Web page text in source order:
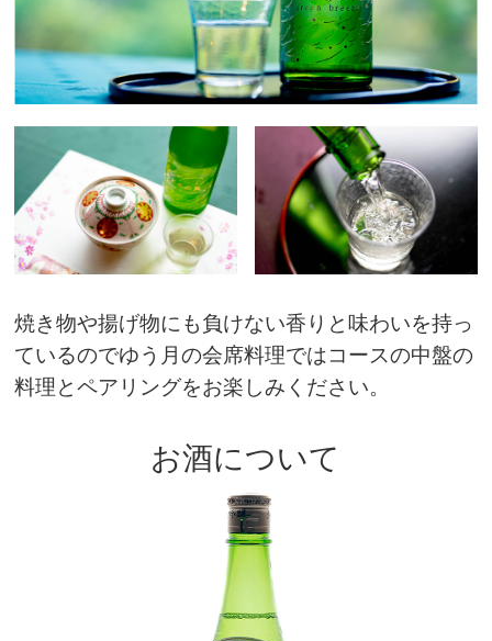
焼き物や揚げ物にも負けない香りと味わいを持っ
ているのでゆう月の会席料理ではコースの中盤の
料理とペアリングをお楽しみください。
お酒について